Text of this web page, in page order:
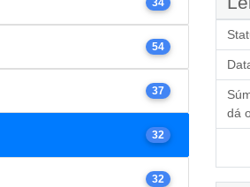
34
54
37
32
32
dá